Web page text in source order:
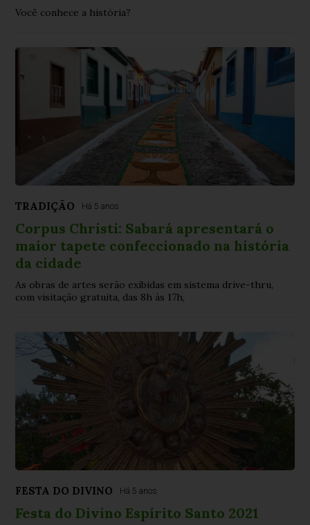
Você conhece a história?
TRADIÇÃO Há 5 anos
Corpus Christi: Sabará apresentará o
maior tapete confeccionado na história
da cidade
As obras de artes serão exibidas em sistema drive-thru,
com visitação gratuita, das 8h às 17h,
FESTA DO DIVINO Há 5 anos
Festa do Divino Espírito Santo 2021